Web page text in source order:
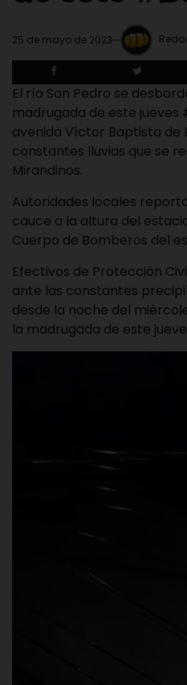
25 de mayo de 2023
El río San Pedro se
madrugada de este jueves
avenida Víctor Baptista de
constantes lluvias que se
Mirandinos.
Autoridades locales
cauce a la altura del
Cuerpo de Bomberos del
Efectivos de Protección
ante las constantes
desde la noche del
la madrugada de este